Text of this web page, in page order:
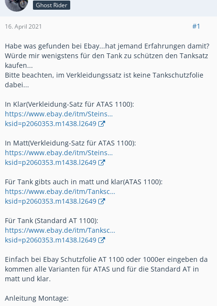
Ghost Rider
16. April 2021 #1
Habe was gefunden bei Ebay...hat jemand Erfahrungen damit?
Würde mir wenigstens für den Tank zu schützen den Tanksatz
kaufen...
Bitte beachten, im Verkleidungssatz ist keine Tankschutzfolie
dabei...
In Klar(Verkleidung-Satz für ATAS 1100):
https://www.ebay.de/itm/Steins…
ksid=p2060353.m1438.l2649
In Matt(Verkleidung-Satz für ATAS 1100):
https://www.ebay.de/itm/Steins…
ksid=p2060353.m1438.l2649
Für Tank gibts auch in matt und klar(ATAS 1100):
https://www.ebay.de/itm/Tanksc…
ksid=p2060353.m1438.l2649
Für Tank (Standard AT 1100):
https://www.ebay.de/itm/Tanksc…
ksid=p2060353.m1438.l2649
Einfach bei Ebay Schutzfolie AT 1100 oder 1000er eingeben da
kommen alle Varianten für ATAS und für die Standard AT in
matt und klar.
Anleitung Montage: